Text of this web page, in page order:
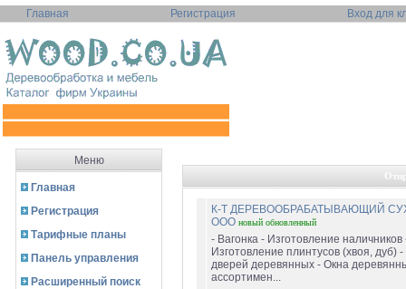
Главная Регистрация Вход для
Меню
Главная
Регистрация
Тарифные планы
Панель управления
Расширенный поиск
К-Т ДЕРЕВООБРАБАТЫВАЮЩИЙ
ООО новый обновленный
- Вагонка - Изготовление наличников
Изготовление плинтусов (хвоя, дуб)
дверей деревянных - Окна
ассортимен...